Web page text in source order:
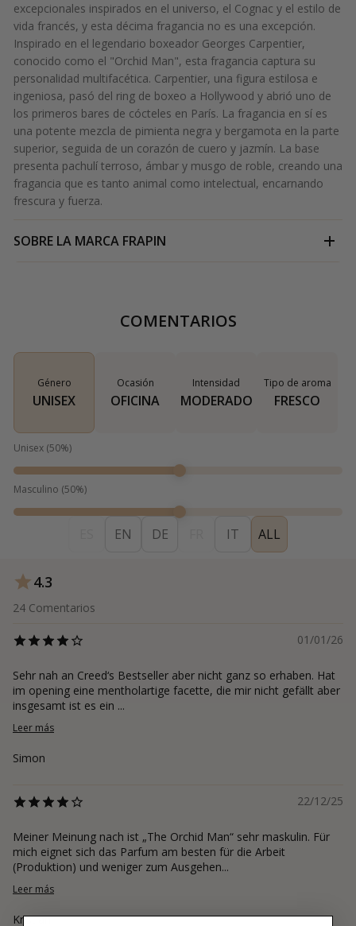
excepcionales inspirados en el universo, el Cognac y el estilo de
vida francés, y esta décima fragancia no es una excepción.
Inspirado en el legendario boxeador Georges Carpentier,
conocido como el "Orchid Man", esta fragancia captura su
personalidad multifacética. Carpentier, una figura estilosa e
ingeniosa, pasó del ring de boxeo a Hollywood y abrió uno de
los primeros bares de cócteles en París. La fragancia en sí es
una potente mezcla de pimienta negra y bergamota en la parte
superior, seguida de un corazón de cuero y jazmín. La base
presenta pachulí terroso, ámbar y musgo de roble, creando una
fragancia que es tanto animal como intelectual, encarnando
frescura y fuerza.
SOBRE LA MARCA FRAPIN
COMENTARIOS
Género
UNISEX
Ocasión
OFICINA
Intensidad
MODERADO
Tipo de aroma
FRESCO
Unisex (50%)
Masculino (50%)
EN DE IT ALL
4.3
24 Comentarios
01/01/26
Sehr nah an Creed‘s Bestseller aber nicht ganz so erhaben. Hat
im opening eine mentholartige facette, die mir nicht gefällt aber
insgesamt ist es ein ...
Leer más
Simon
22/12/25
Meiner Meinung nach ist „The Orchid Man“ sehr maskulin. Für
mich eignet sich das Parfum am besten für die Arbeit
(Produktion) und weniger zum Ausgehen...
Leer más
Kristian